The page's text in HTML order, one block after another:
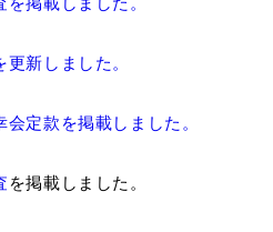
新しました。
定款を掲載しました。
を掲載しました。